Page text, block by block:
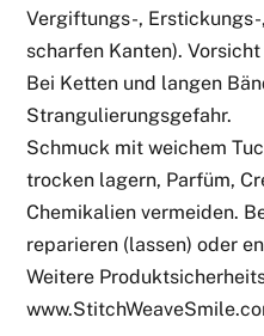
Vergiftungs-,
scharfen Kanten).
Bei Ketten und langen
Strangulierungsgefahr.
Schmuck mit weichem
trocken lagern, Parfüm,
Chemikalien vermeiden.
reparieren (lassen) oder
Weitere